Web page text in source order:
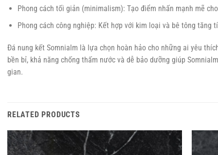
Phong cách tối giản (minimalism): Tạo điểm nhấn mạnh mẽ
Phong cách công nghiệp: Kết hợp với kim loại và bê tông tăng
Đá nung kết Somnialm là lựa chọn hoàn hảo cho những ai yêu
bền bỉ, khả năng chống thấm nước và dễ bảo dưỡng giúp
gian.
RELATED PRODUCTS